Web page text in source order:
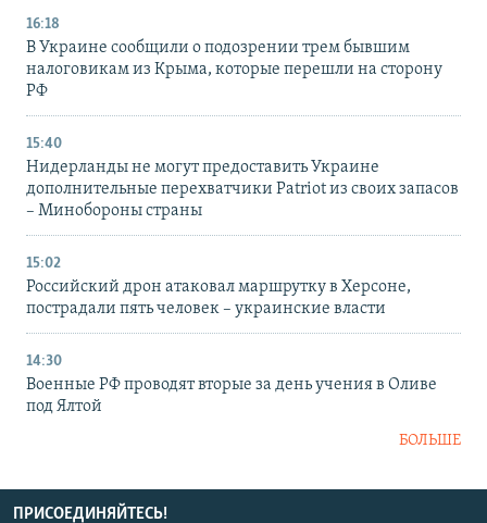
16:18
В Украине сообщили о подозрении трем бывшим
налоговикам из Крыма, которые перешли на сторону
РФ
15:40
Нидерланды не могут предоставить Украине
дополнительные перехватчики Patriot из своих запасов
– Минобороны страны
15:02
Российский дрон атаковал маршрутку в Херсоне,
пострадали пять человек – украинские власти
14:30
Военные РФ проводят вторые за день учения в Оливе
под Ялтой
БОЛЬШЕ
ПРИСОЕДИНЯЙТЕСЬ!